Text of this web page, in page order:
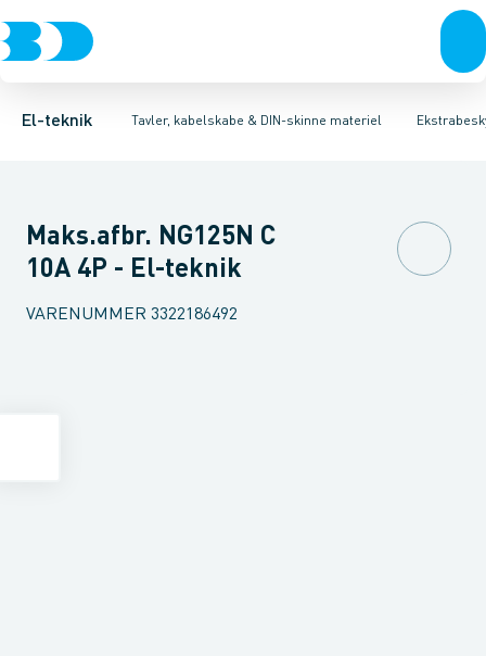
El-teknik Tavler, kabelskabe & DIN-skinne materiel
Afbrydere, stikkontakter & lampeudtagForgreningsmateriel
Tavler, kapsling og rackskabe Fordelings-/byggepladstavler
KombiafbryderFejlstrømsmodulNeozed D0 sikringselement
Maks.afbr. NG125N C
10A 4P - El-teknik
VARENUMMER 3322186492